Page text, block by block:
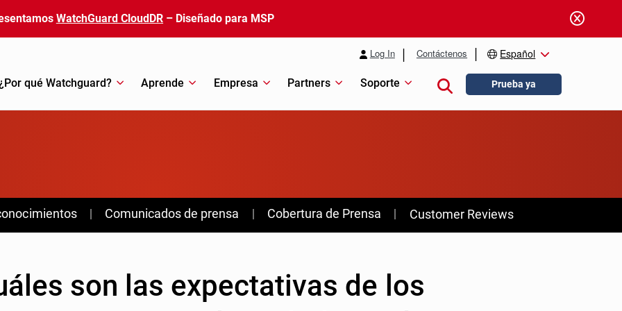
WatchGuard CloudDR – Diseñado para MSP
Log In Contáctenos Español
qué Watchguard? Aprende Empresa Partners Soporte Close searchPrueba ya
Comunicados de prensa Cobertura de Prensa Customer Reviews
son las expectativas de los